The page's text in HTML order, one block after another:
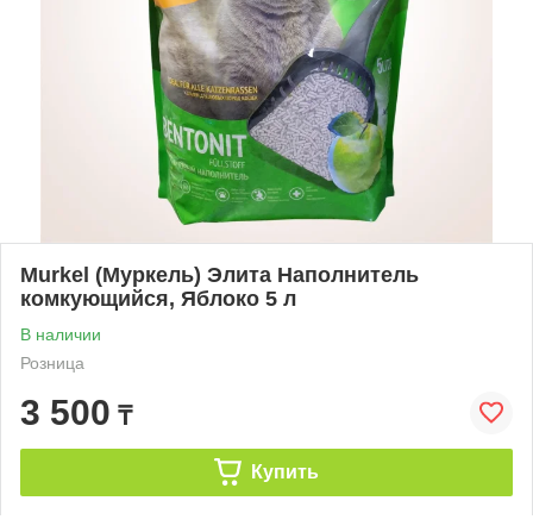
Murkel (Муркель) Элита Наполнитель
комкующийся, Яблоко 5 л
В наличии
Розница
3 500 ₸
Купить